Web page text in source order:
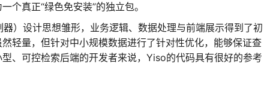
个真正“绿色免安装”的独立包。
）设计思想雏形，业务逻辑、数据处理与前端展示得到了初
轻量，但针对中小规模数据进行了针对性优化，能够保证查
、可控检索后端的开发者来说，Yiso的代码具有很好的参考